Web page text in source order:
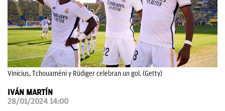
OKDIARIO
Vinicius, Tchouaméni y Rüdiger celebran un gol. (Getty)
IVÁN MARTÍN
28/01/2024 14:00